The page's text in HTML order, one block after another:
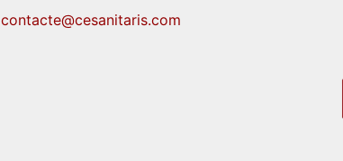
contacte@cesanitaris.com